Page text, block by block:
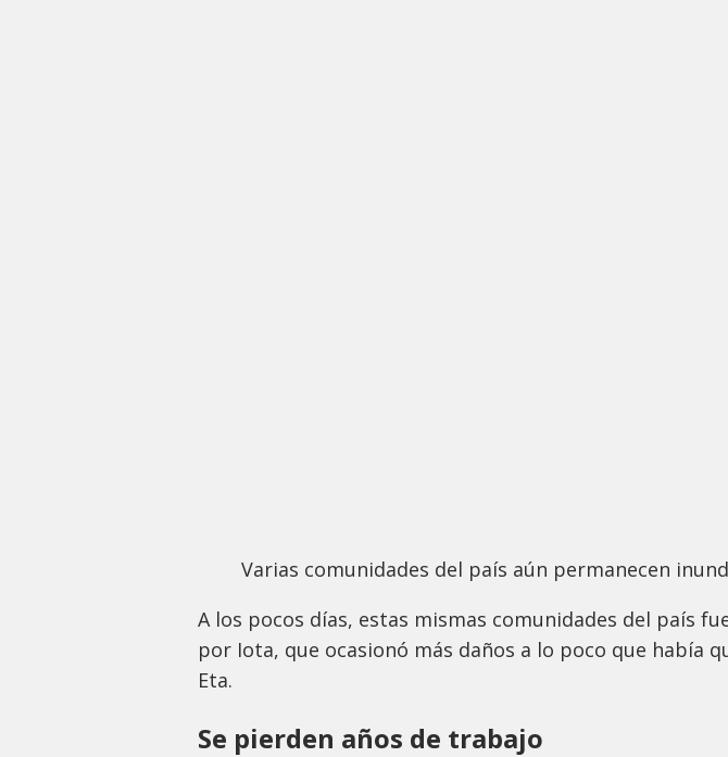
Varias comunidades del país aún permanecen
A los pocos días, estas mismas comunidades del país
por Iota, que ocasionó más daños a lo poco que había
Eta.
Se pierden años de trabajo